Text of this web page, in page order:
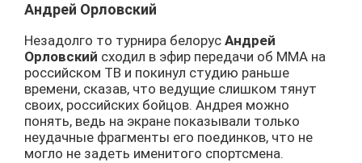
Андрей Орловский
Незадолго то турнира белорус Андрей
Орловский сходил в эфир передачи об ММА на
российском ТВ и покинул студию раньше
времени, сказав, что ведущие слишком тянут
своих, российских бойцов. Андрея можно
понять, ведь на экране показывали только
неудачные фрагменты его поединков, что не
могло не задеть именитого спортсмена.